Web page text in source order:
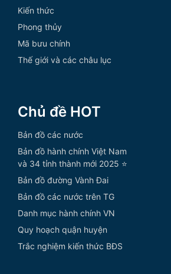
Kiến thức
Phong thủy
Mã bưu chính
Thế giới và các châu lục
Chủ đề HOT
Bản đồ các nước
Bản đồ hành chính Việt Nam
và 34 tỉnh thành mới 2025 ⭐
Bản đồ đường Vành Đai
Bản đồ các nước trên TG
Danh mục hành chính VN
Quy hoạch quận huyện
Trắc nghiệm kiến thức BĐS